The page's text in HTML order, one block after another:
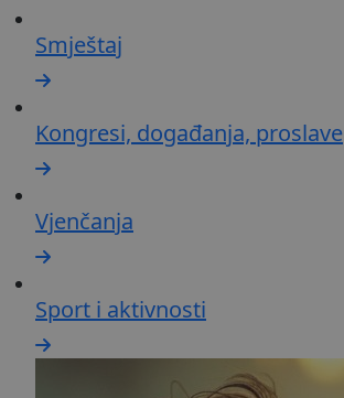
Smještaj
Kongresi, događanja, proslave
Vjenčanja
Sport i aktivnosti